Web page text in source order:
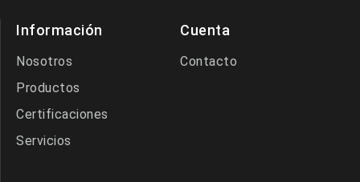
Información
Nosotros
Productos
Certificaciones
Servicios
Cuenta
Contacto